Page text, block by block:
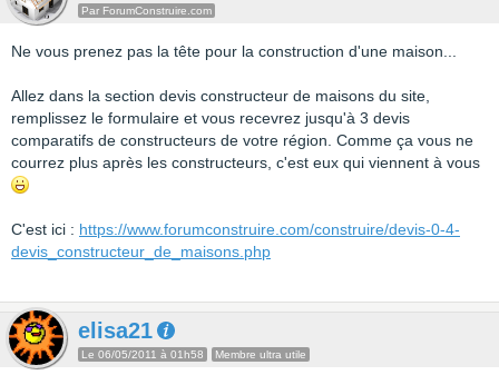
Par ForumConstruire.com
Ne vous prenez pas la tête pour la construction d'une maison...
Allez dans la section devis constructeur de maisons du site,
remplissez le formulaire et vous recevrez jusqu'à 3 devis
comparatifs de constructeurs de votre région. Comme ça vous ne
courrez plus après les constructeurs, c'est eux qui viennent à vous
C'est ici : https://www.forumconstruire.com/construire/devis-0-4-
devis_constructeur_de_maisons.php
elisa21
Le 06/05/2011 à 01h58 Membre ultra utile